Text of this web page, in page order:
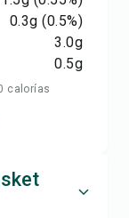
0.3g (0.5%)
3.0g
0.5g
calorías